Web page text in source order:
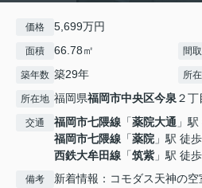
価格 5,699万円
面積 66.78㎡ 間
築年数 築29年 所
所在地 福岡県福岡市中央区今泉２
交通 福岡市七隈線 「薬院大通 」
福岡市七隈線 「薬院 」駅 徒
西鉄大牟田線 「筑紫」駅 徒
備考
新着情報：コモダス天神の